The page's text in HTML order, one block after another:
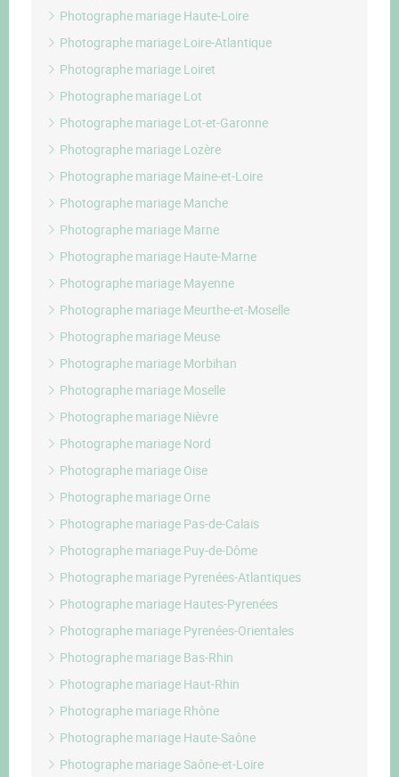
Photographe mariage Haute-Loire
Photographe mariage Loire-Atlantique
Photographe mariage Loiret
Photographe mariage Lot
Photographe mariage Lot-et-Garonne
Photographe mariage Lozère
Photographe mariage Maine-et-Loire
Photographe mariage Manche
Photographe mariage Marne
Photographe mariage Haute-Marne
Photographe mariage Mayenne
Photographe mariage Meurthe-et-Moselle
Photographe mariage Meuse
Photographe mariage Morbihan
Photographe mariage Moselle
Photographe mariage Nièvre
Photographe mariage Nord
Photographe mariage Oise
Photographe mariage Orne
Photographe mariage Pas-de-Calais
Photographe mariage Puy-de-Dôme
Photographe mariage Pyrenées-Atlantiques
Photographe mariage Hautes-Pyrenées
Photographe mariage Pyrenées-Orientales
Photographe mariage Bas-Rhin
Photographe mariage Haut-Rhin
Photographe mariage Rhône
Photographe mariage Haute-Saône
Photographe mariage Saône-et-Loire